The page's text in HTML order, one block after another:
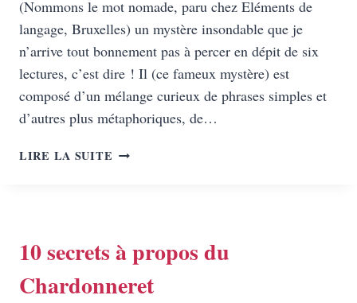
(Nommons le mot nomade, paru chez Eléments de
langage, Bruxelles) un mystère insondable que je
n’arrive tout bonnement pas à percer en dépit de six
lectures, c’est dire ! Il (ce fameux mystère) est
composé d’un mélange curieux de phrases simples et
d’autres plus métaphoriques, de…
LIRE LA SUITE CAROLINE
P(OÉSIE)
10 secrets à propos du
Chardonneret